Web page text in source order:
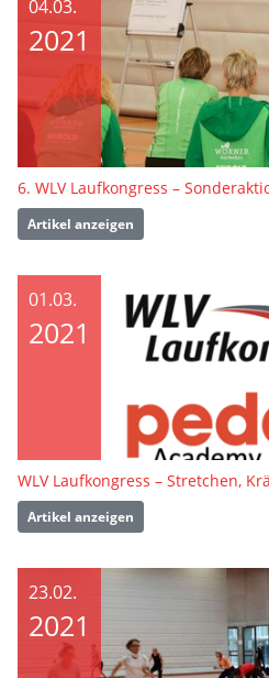
04.03.
2021
6. WLV Laufkongress –
Artikel anzeigen
01.03.
2021
Artikel anzeigen
23.02.
2021